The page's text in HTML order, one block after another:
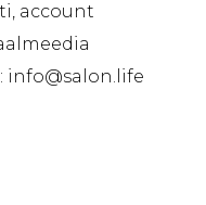
account
info@salon.life